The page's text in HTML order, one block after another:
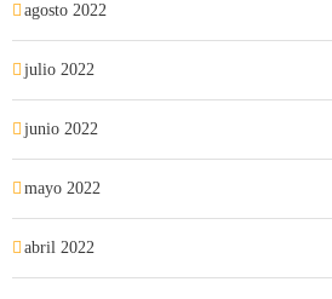
agosto 2022
julio 2022
junio 2022
mayo 2022
abril 2022